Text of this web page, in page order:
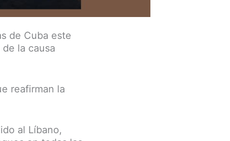
de Cuba este
la causa
reafirman la
al Líbano,